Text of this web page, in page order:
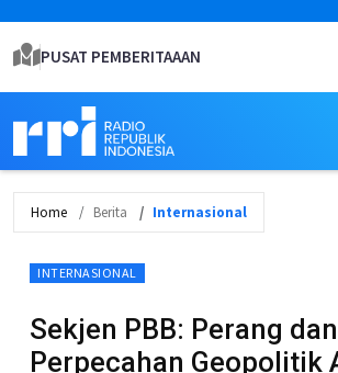
PUSAT PEMBERITAAAN
Home Berita Internasional
INTERNASIONAL
Sekjen PBB: Perang dan
Perpecahan Geopolitik